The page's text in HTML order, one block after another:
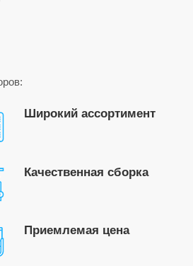
Широкий ассортимент
Качественная сборка
Приемлемая цена